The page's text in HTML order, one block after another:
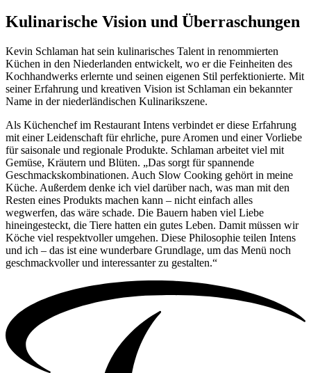
Kulinarische Vision und Überraschungen
Kevin Schlaman hat sein kulinarisches Talent in renommierten
Küchen in den Niederlanden entwickelt, wo er die Feinheiten des
Kochhandwerks erlernte und seinen eigenen Stil perfektionierte. Mit
seiner Erfahrung und kreativen Vision ist Schlaman ein bekannter
Name in der niederländischen Kulinarikszene.
Als Küchenchef im Restaurant Intens verbindet er diese Erfahrung
mit einer Leidenschaft für ehrliche, pure Aromen und einer Vorliebe
für saisonale und regionale Produkte. Schlaman arbeitet viel mit
Gemüse, Kräutern und Blüten. „Das sorgt für spannende
Geschmackskombinationen. Auch Slow Cooking gehört in meine
Küche. Außerdem denke ich viel darüber nach, was man mit den
Resten eines Produkts machen kann – nicht einfach alles
wegwerfen, das wäre schade. Die Bauern haben viel Liebe
hineingesteckt, die Tiere hatten ein gutes Leben. Damit müssen wir
Köche viel respektvoller umgehen. Diese Philosophie teilen Intens
und ich – das ist eine wunderbare Grundlage, um das Menü noch
geschmackvoller und interessanter zu gestalten.“